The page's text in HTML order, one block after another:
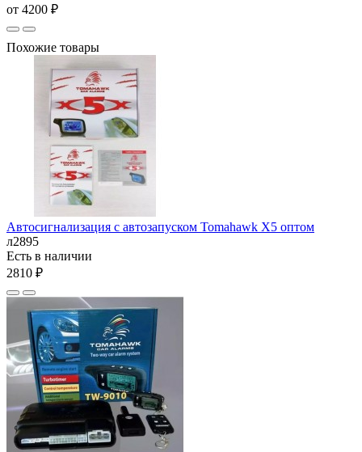
от 4200 ₽
Похожие товары
Автосигнализация с автозапуском Tomahawk X5 оптом
л2895
Есть в наличии
2810 ₽